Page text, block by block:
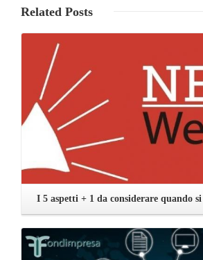
Related Posts
I 5 aspetti + 1 da considerare quando